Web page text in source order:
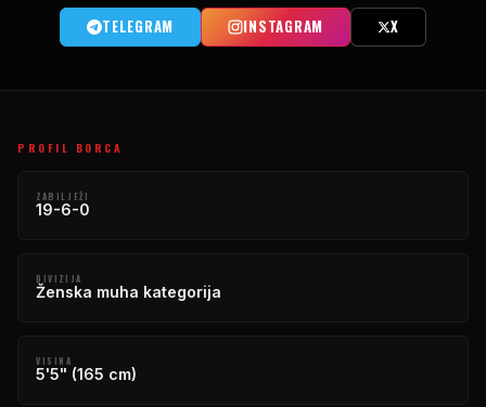
TELEGRAM INSTAGRAM X
PROFIL BORCA
ZABILJEŽI
19-6-0
DIVIZIJA
Ženska muha kategorija
VISINA
5'5" (165 cm)